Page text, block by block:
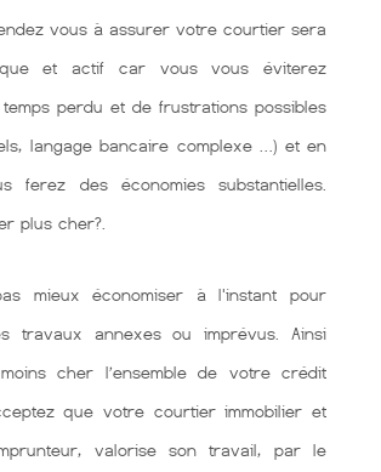
vous à assurer votre courtier sera
et actif car vous vous éviterez
perdu et de frustrations possibles
langage bancaire complexe …) et en
ferez des économies substantielles.
plus cher?.
mieux économiser à l'instant pour
travaux annexes ou imprévus. Ainsi
cher l’ensemble de votre crédit
que votre courtier immobilier et
valorise son travail, par le